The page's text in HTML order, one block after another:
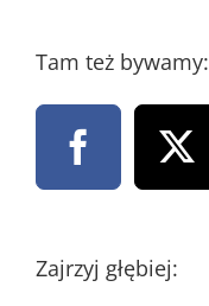
Tam też bywamy:
Zajrzyj głębiej: